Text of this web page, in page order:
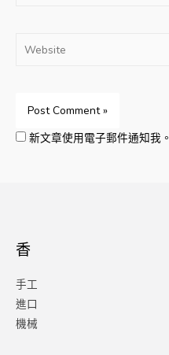
Website
新文章使用電子郵件通知我。
香
手工
進口
機械